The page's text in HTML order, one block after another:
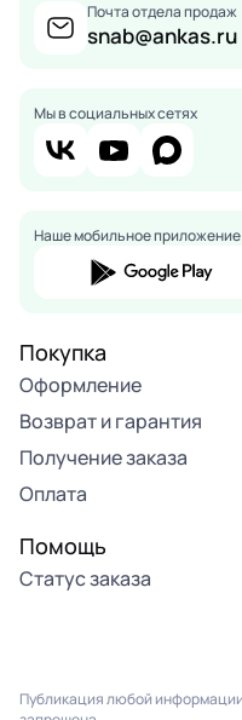
Почта отдела продаж
snab@ankas.ru
Мы в социальных сетях
Наше мобильное приложение
Покупка
Оформление
Возврат и гарантия
Получение заказа
Оплата
Помощь
Статус заказа
Публикация любой